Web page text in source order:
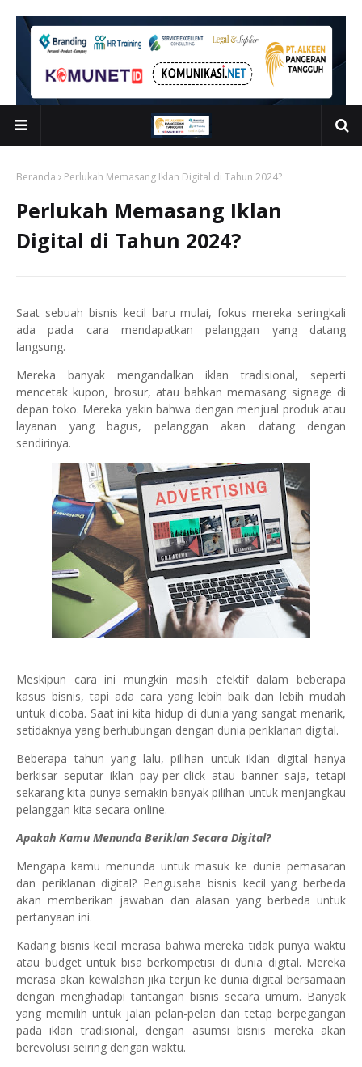
Beranda Perlukah Memasang Iklan Digital di Tahun 2024?
Perlukah Memasang Iklan
Digital di Tahun 2024?
Saat sebuah bisnis kecil baru mulai, fokus mereka seringkali
ada pada cara mendapatkan pelanggan yang datang
langsung.
Mereka banyak mengandalkan iklan tradisional, seperti
mencetak kupon, brosur, atau bahkan memasang signage di
depan toko. Mereka yakin bahwa dengan menjual produk atau
layanan yang bagus, pelanggan akan datang dengan
sendirinya.
Meskipun cara ini mungkin masih efektif dalam beberapa
kasus bisnis, tapi ada cara yang lebih baik dan lebih mudah
untuk dicoba. Saat ini kita hidup di dunia yang sangat menarik,
setidaknya yang berhubungan dengan dunia periklanan digital.
Beberapa tahun yang lalu, pilihan untuk iklan digital hanya
berkisar seputar iklan pay-per-click atau banner saja, tetapi
sekarang kita punya semakin banyak pilihan untuk menjangkau
pelanggan kita secara online.
Apakah Kamu Menunda Beriklan Secara Digital?
Mengapa kamu menunda untuk masuk ke dunia pemasaran
dan periklanan digital? Pengusaha bisnis kecil yang berbeda
akan memberikan jawaban dan alasan yang berbeda untuk
pertanyaan ini.
Kadang bisnis kecil merasa bahwa mereka tidak punya waktu
atau budget untuk bisa berkompetisi di dunia digital. Mereka
merasa akan kewalahan jika terjun ke dunia digital bersamaan
dengan menghadapi tantangan bisnis secara umum. Banyak
yang memilih untuk jalan pelan-pelan dan tetap berpegangan
pada iklan tradisional, dengan asumsi bisnis mereka akan
berevolusi seiring dengan waktu.